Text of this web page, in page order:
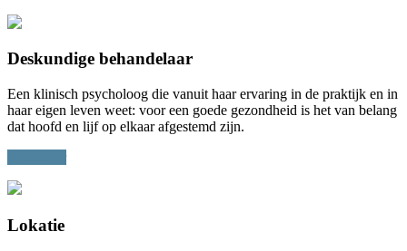
Deskundige behandelaar
Een klinisch psycholoog die vanuit haar ervaring in de praktijk en in
haar eigen leven weet: voor een goede gezondheid is het van belang
dat hoofd en lijf op elkaar afgestemd zijn.
Lokatie